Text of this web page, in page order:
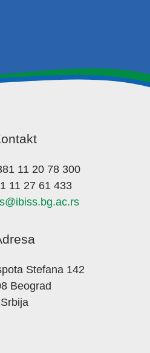
11 20 78 300
11 27 61 433
Stefana 142
Beograd
Srbija